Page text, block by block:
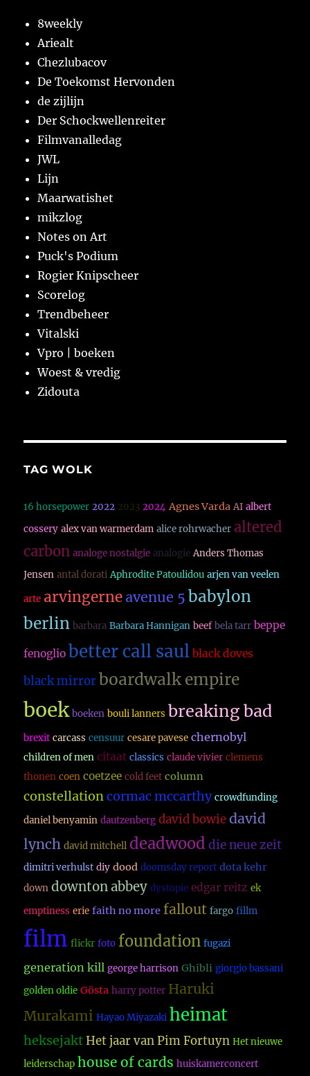
8weekly
Ariealt
Chezlubacov
De Toekomst Hervonden
de zijlijn
Der Schockwellenreiter
Filmvanalledag
JWL
Lijn
Maarwatishet
mikzlog
Notes on Art
Puck's Podium
Rogier Knipscheer
Scorelog
Trendbeheer
Vitalski
Vpro | boeken
Woest & vredig
Zidouta
TAG WOLK
16 horsepower 2022 2023 2024 Agnes Varda AI albert
cossery alex van warmerdam alice rohrwacher altered
carbon analoge nostalgie analogie Anders Thomas
Jensen antal dorati Aphrodite Patoulidou arjen van veelen
arte arvingerne avenue 5 babylon
berlin barbara Barbara Hannigan beef bela tarr beppe
fenoglio better call saul black doves
black mirror boardwalk empire
boek boeken bouli lanners breaking bad
brexit carcass censuur cesare pavese chernobyl
children of men citaat classics claude vivier clemens
thonen coen coetzee cold feet column
constellationcormac mccarthy crowdfunding
daniel benyamin dautzenberg david bowie david
lynch david mitchell deadwood die neue zeit
dimitri verhulst diy dood doomsday report dota kehr
down downton abbey dystopie edgar reitz ek
emptiness erie faith no more fallout fargo fillm
film flickr foto foundation fugazi
generation kill george harrison Ghibli giorgio bassani
golden oldie Gösta harry potter Haruki
Murakami Hayao Miyazaki heimat
heksejakt Het jaar van Pim Fortuyn Het nieuwe
leiderschap house of cards huiskamerconcert